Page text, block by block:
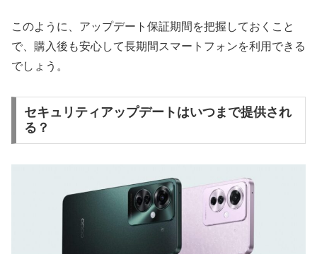
このように、アップデート保証期間を把握しておくこと
で、購入後も安心して長期間スマートフォンを利用できる
でしょう。
セキュリティアップデートはいつまで提供され
る？